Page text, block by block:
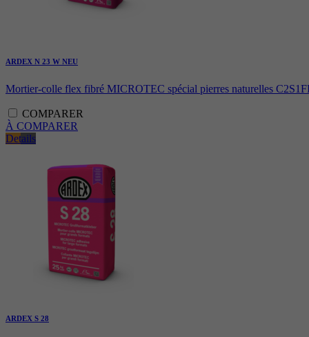
ARDEX N 23 W NEU
Mortier-colle flex fibré MICROTEC spécial pierres naturelles
COMPARER
À COMPARER
Details
ARDEX S 28